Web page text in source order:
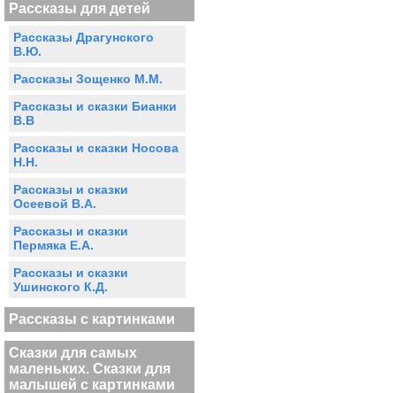
Рассказы для детей
Рассказы Драгунского
В.Ю.
Рассказы Зощенко М.М.
Рассказы и сказки Бианки
В.В
Рассказы и сказки Носова
Н.Н.
Рассказы и сказки
Осеевой В.А.
Рассказы и сказки
Пермяка Е.А.
Рассказы и сказки
Ушинского К.Д.
Рассказы с картинками
Сказки для самых
маленьких. Сказки для
малышей с картинками